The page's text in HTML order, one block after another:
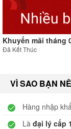
Khuyến mãi tháng
Đã Kết Thúc
VÌ SAO BẠN
Hàng nhập
Là đại lý cấp 1